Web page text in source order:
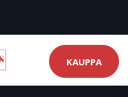
KAUPPA